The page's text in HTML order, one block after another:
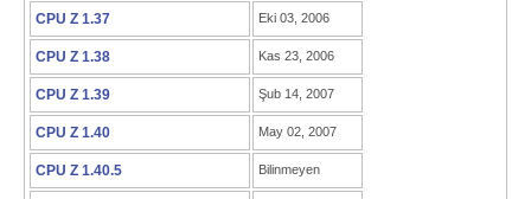
CPU Z 1.37 Eki 03, 2006
CPU Z 1.38 Kas 23, 2006
CPU Z 1.39 Şub 14, 2007
CPU Z 1.40 May 02, 2007
CPU Z 1.40.5 Bilinmeyen